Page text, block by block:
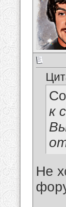
к
Не